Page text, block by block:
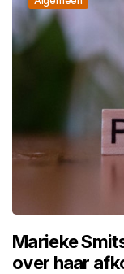
Marieke
over haar